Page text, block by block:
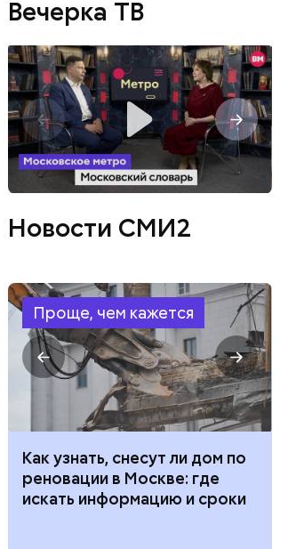
Вечерка ТВ
Новости СМИ2
Проще, чем кажется
Как узнать, снесут ли дом по
реновации в Москве: где
искать информацию и сроки